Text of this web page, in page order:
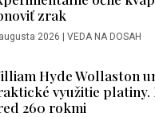
zrak
2026 | VEDA NA DOSAH
Hyde Wollaston
využitie platiny.
260 rokmi